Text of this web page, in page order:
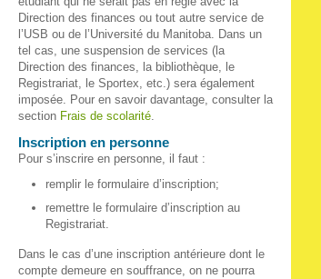
Direction des finances ou tout autre service de
l’USB ou de l’Université du Manitoba. Dans un
tel cas, une suspension de services (la
Direction des finances, la bibliothèque, le
Registrariat, le Sportex, etc.) sera également
imposée. Pour en savoir davantage, consulter la
section Frais de scolarité.
Inscription en personne
Pour s’inscrire en personne, il faut :
remplir le formulaire d’inscription;
remettre le formulaire d’inscription au
Registrariat.
Dans le cas d’une inscription antérieure dont le
compte demeure en souffrance, on ne pourra